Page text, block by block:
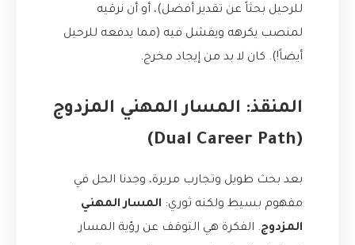
للرحيل بحثاً عن تقدير أفضل)، أو أن نرقيه
لمنصب يكرهه ويفشل فيه (مما يدفعه للرحيل
أيضاً!). كان لا بد من إيجاد مخرج.
المنقذ: المسار المهني المزدوج
(Dual Career Path)
بعد بحث طويل وتجارب مريرة، وجدنا الحل في
مفهوم بسيط ولكنه ثوري: المسار المهني
المزدوج. الفكرة هي التوقف عن رؤية المسار